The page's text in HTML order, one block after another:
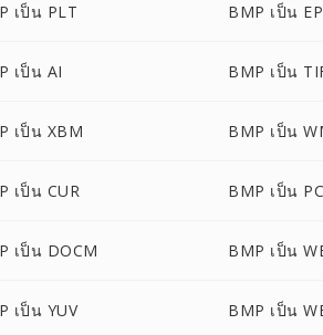
เป็น PLT BMP เป็น
เป็น AI BMP เป็น
เป็น XBM BMP เป็น
เป็น CUR BMP เป็น
เป็น DOCM BMP เป็น
เป็น YUV BMP เป็น